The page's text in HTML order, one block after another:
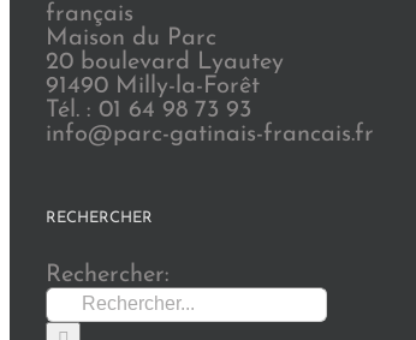
Maison du Parc
20 boulevard Lyautey
91490 Milly-la-Forêt
Tél. : 01 64 98 73 93
info@parc-gatinais-francais.fr
RECHERCHER
Rechercher: